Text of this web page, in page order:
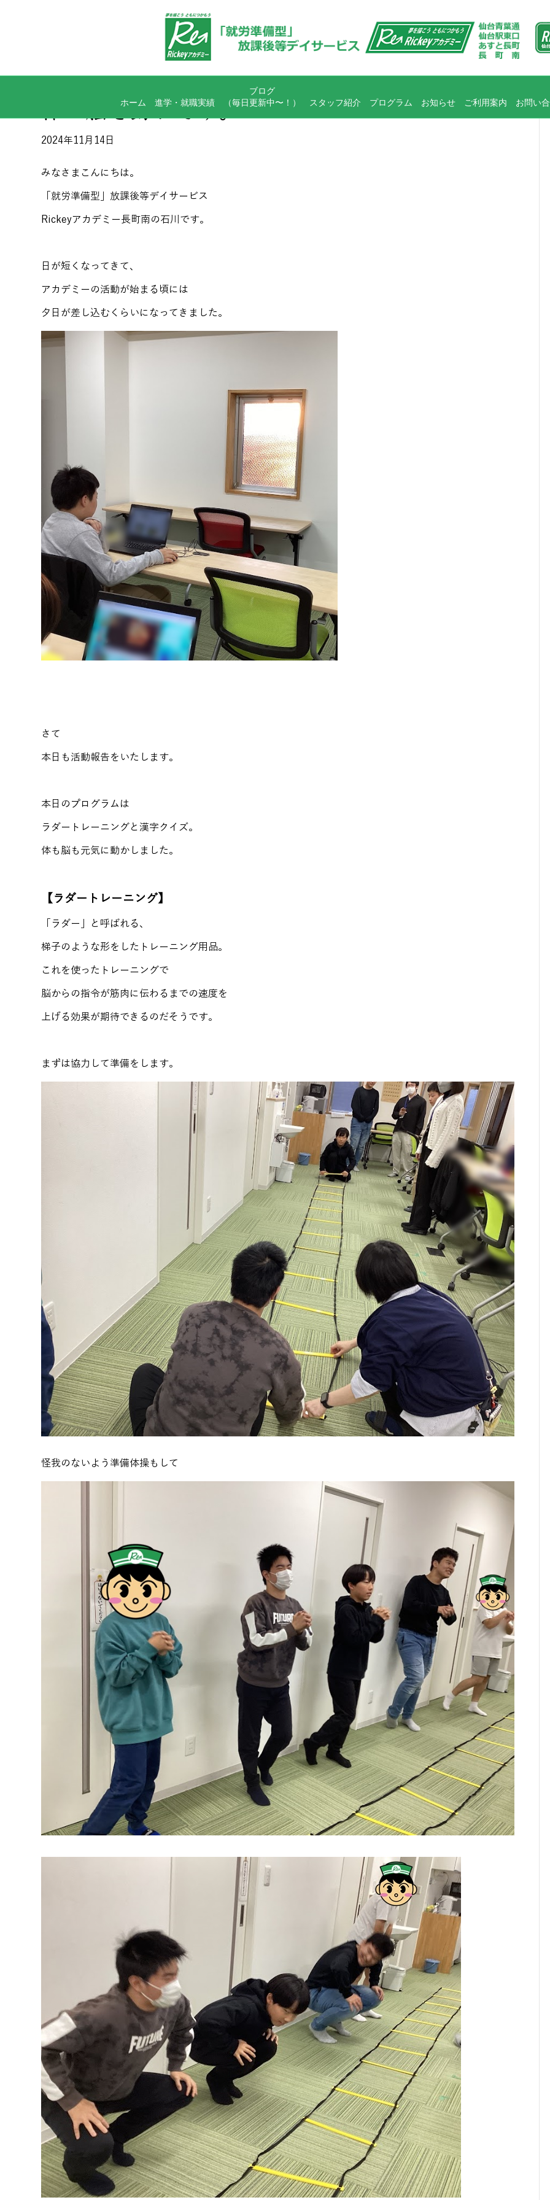
ホーム 進学・就職実績
ブログ
（毎日更新中〜！）
スタッフ紹介 プログラム お知らせ ご利用案内 お問い
体と脳を動かそう。
2024年11月14日
みなさまこんにちは。
「就労準備型」放課後等デイサービス
Rickeyアカデミー長町南の石川です。
日が短くなってきて、
アカデミーの活動が始まる頃には
夕日が差し込むくらいになってきました。
さて
本日も活動報告をいたします。
本日のプログラムは
ラダートレーニングと漢字クイズ。
体も脳も元気に動かしました。
【ラダートレーニング】
「ラダー」と呼ばれる、
梯子のような形をしたトレーニング用品。
これを使ったトレーニングで
脳からの指令が筋肉に伝わるまでの速度を
上げる効果が期待できるのだそうです。
まずは協力して準備をします。
怪我のないよう準備体操もして